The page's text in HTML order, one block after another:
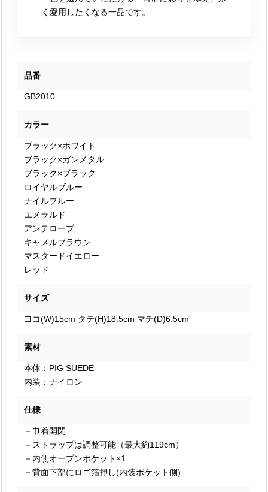
く愛用したくなる一品です。
品番
GB2010
カラー
ブラック×ホワイト
ブラック×ガンメタル
ブラック×ブラック
ロイヤルブルー
ナイルブルー
エメラルド
アンテロープ
キャメルブラウン
マスタードイエロー
レッド
サイズ
ヨコ(W)15cm タテ(H)18.5cm マチ(D)6.5cm
素材
本体：PIG SUEDE
内装：ナイロン
仕様
－巾着開閉
－ストラップは調整可能（最大約119cm）
－内側オープンポケット×1
－背面下部にロゴ箔押し(内装ポケット側)